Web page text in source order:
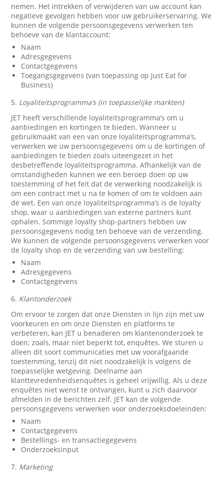
nemen. Het intrekken of verwijderen van uw account kan
negatieve gevolgen hebben voor uw gebruikerservaring. We
kunnen de volgende persoonsgegevens verwerken ten
behoeve van de klantaccount:
Naam
Adresgegevens
Contactgegevens
Toegangsgegevens (van toepassing op Just Eat for
Business)
5. Loyaliteitsprogramma’s (in toepasselijke markten)
JET heeft verschillende loyaliteitsprogramma’s om u
aanbiedingen en kortingen te bieden. Wanneer u
gebruikmaakt van een van onze loyaliteitsprogramma’s,
verwerken we uw persoonsgegevens om u de kortingen of
aanbiedingen te bieden zoals uiteengezet in het
desbetreffende loyaliteitsprogramma. Afhankelijk van de
omstandigheden kunnen we een beroep doen op uw
toestemming of het feit dat de verwerking noodzakelijk is
om een contract met u na te komen of om te voldoen aan
de wet. Een van onze loyaliteitsprogramma’s is de loyalty
shop, waar u aanbiedingen van externe partners kunt
ophalen. Sommige loyalty shop-partners hebben uw
persoonsgegevens nodig ten behoeve van de verzending.
We kunnen de volgende persoonsgegevens verwerken voor
de loyalty shop en de verzending van uw bestelling:
Naam
Adresgegevens
Contactgegevens
6. Klantonderzoek
Om ervoor te zorgen dat onze Diensten in lijn zijn met uw
voorkeuren en om onze Diensten en platforms te
verbeteren, kan JET u benaderen om klantenonderzoek te
doen; zoals, maar niet beperkt tot, enquêtes. We sturen u
alleen dit soort communicaties met uw voorafgaande
toestemming, tenzij dit niet noodzakelijk is volgens de
toepasselijke wetgeving. Deelname aan
klanttevredenheidsenquêtes is geheel vrijwillig. Als u deze
enquêtes niet wenst te ontvangen, kunt u zich daarvoor
afmelden in de berichten zelf. JET kan de volgende
persoonsgegevens verwerken voor onderzoeksdoeleinden:
Naam
Contactgegevens
Bestellings- en transactiegegevens
Onderzoeksinput
7. Marketing